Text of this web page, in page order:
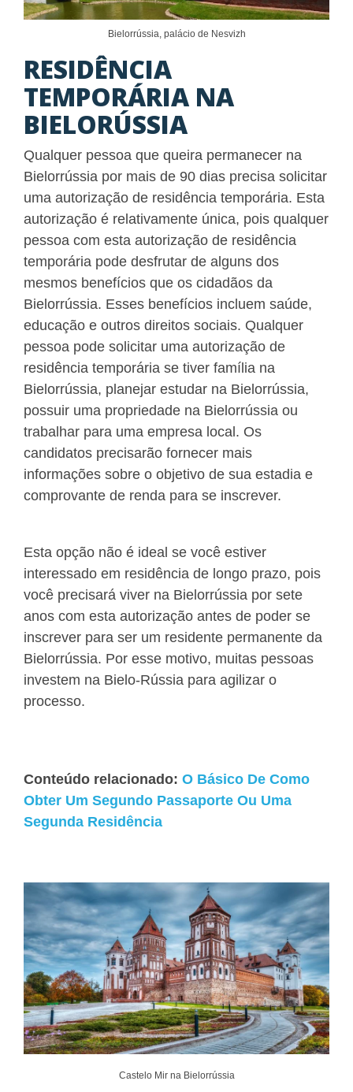
Bielorrússia, palácio de Nesvizh
RESIDÊNCIA
TEMPORÁRIA NA
BIELORÚSSIA
Qualquer pessoa que queira permanecer na
Bielorrússia por mais de 90 dias precisa solicitar
uma autorização de residência temporária. Esta
autorização é relativamente única, pois qualquer
pessoa com esta autorização de residência
temporária pode desfrutar de alguns dos
mesmos benefícios que os cidadãos da
Bielorrússia. Esses benefícios incluem saúde,
educação e outros direitos sociais. Qualquer
pessoa pode solicitar uma autorização de
residência temporária se tiver família na
Bielorrússia, planejar estudar na Bielorrússia,
possuir uma propriedade na Bielorrússia ou
trabalhar para uma empresa local. Os
candidatos precisarão fornecer mais
informações sobre o objetivo de sua estadia e
comprovante de renda para se inscrever.
Esta opção não é ideal se você estiver
interessado em residência de longo prazo, pois
você precisará viver na Bielorrússia por sete
anos com esta autorização antes de poder se
inscrever para ser um residente permanente da
Bielorrússia. Por esse motivo, muitas pessoas
investem na Bielo-Rússia para agilizar o
processo.
Conteúdo relacionado: O Básico De Como
Obter Um Segundo Passaporte Ou Uma
Segunda Residência
Castelo Mir na Bielorrússia